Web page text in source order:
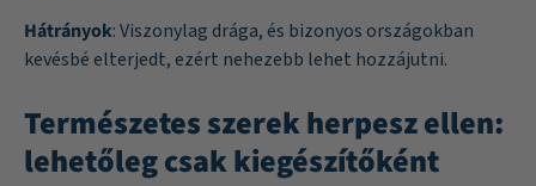
Hátrányok: Viszonylag drága, és bizonyos országokban
kevésbé elterjedt, ezért nehezebb lehet hozzájutni.
Természetes szerek herpesz ellen:
lehetőleg csak kiegészítőként